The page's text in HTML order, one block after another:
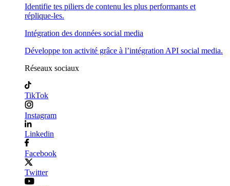
Identifie tes piliers de contenu les plus performants et
réplique-les.
Intégration des données social media
Développe ton activité grâce à l’intégration API social media.
Réseaux sociaux
TikTok
Instagram
Linkedin
Facebook
Twitter